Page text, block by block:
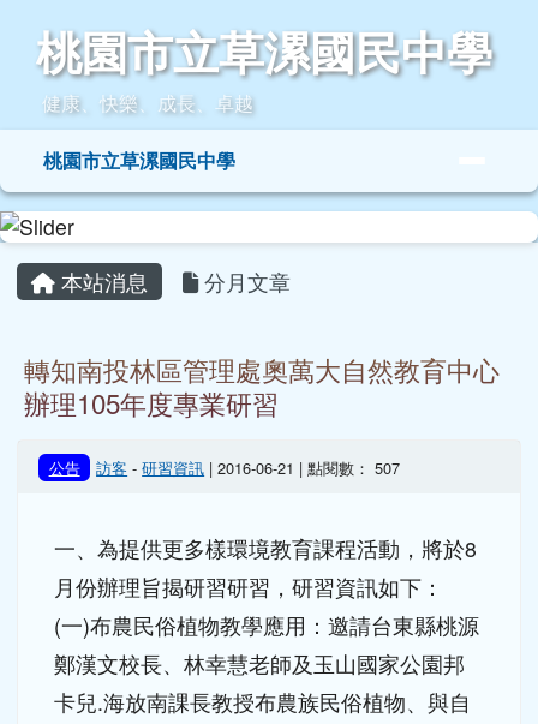
桃園市立草漯國民中學
桃園市立草漯國民中學
健康、快樂、成長、卓越
導覽列桃園市立草漯國民中學
主內容區域
本站消息 分月文章
轉知南投林區管理處奧萬大自然教育中心
辦理105年度專業研習
公告 訪客 -研習資訊 | 2016-06-21 | 點閱數： 507
一、為提供更多樣環境教育課程活動，將於8
月份辦理旨揭研習研習，研習資訊如下：
(一)布農民俗植物教學應用：邀請台東縣桃源
鄭漢文校長、林幸慧老師及玉山國家公園邦
卡兒.海放南課長教授布農族民俗植物、與自
頁尾區域